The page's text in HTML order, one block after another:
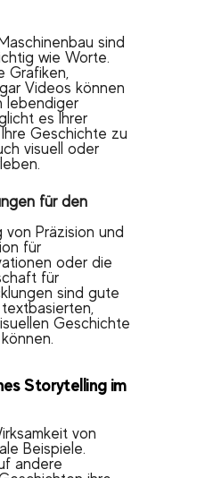
sind
wie Worte.
Grafiken,
Videos können
lebendiger
es Ihrer
Geschichte zu
visuell oder
für den
Präzision und
für
oder die
für
sind gute
Geschichte
Storytelling im
von
Beispiele.
andere